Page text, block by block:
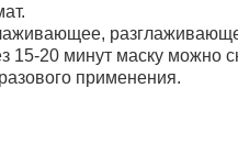
15-20 минут маску можно
применения.